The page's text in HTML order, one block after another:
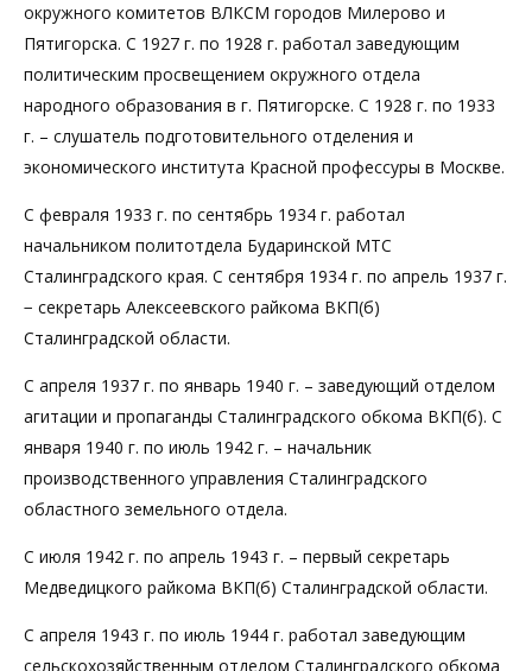
окружного комитетов ВЛКСМ городов Милерово и
Пятигорска. С 1927 г. по 1928 г. работал заведующим
политическим просвещением окружного отдела
народного образования в г. Пятигорске. С 1928 г. по 1933
г. – слушатель подготовительного отделения и
экономического института Красной профессуры в Москве.
С февраля 1933 г. по сентябрь 1934 г. работал
начальником политотдела Бударинской МТС
Сталинградского края. С сентября 1934 г. по апрель 1937 г.
− секретарь Алексеевского райкома ВКП(б)
Сталинградской области.
С апреля 1937 г. по январь 1940 г. – заведующий отделом
агитации и пропаганды Сталинградского обкома ВКП(б). С
января 1940 г. по июль 1942 г. – начальник
производственного управления Сталинградского
областного земельного отдела.
С июля 1942 г. по апрель 1943 г. – первый секретарь
Медведицкого райкома ВКП(б) Сталинградской области.
С апреля 1943 г. по июль 1944 г. работал заведующим
сельскохозяйственным отделом Сталинградского обкома